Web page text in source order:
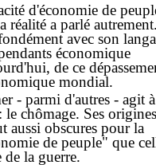
d'économie de
réalité a parlé aut
avec son
économique
de ce
mondial.
- parmi d'autres - agità
le chômage. Ses origines
aussi obscures pour la
de peuple" que
la guerre.